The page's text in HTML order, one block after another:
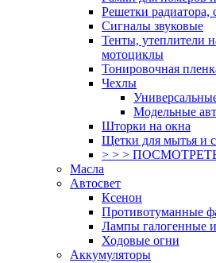
Решетки радиатора,
Сигналы звуковые
Тенты, утеплители
мотоциклы
Тонировочная
Чехлы
Модельные
Шторки на окна
Щетки для мытья и
> > >
Масла
Автосвет
Ксенон
Противотуманные
Лампы галогенные
Ходовые огни
Аккумуляторы